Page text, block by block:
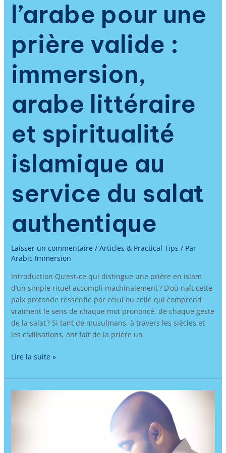
l’arabe pour une
prière valide :
immersion,
arabe littéraire
et spiritualité
islamique au
service du salat
authentique
Laisser un commentaire / Articles & Practical Tips / Par
Arabic Immersion
Introduction Qu’est-ce qui distingue une prière en islam
d’un simple rituel accompli machinalement ? D’où naît cette
paix profonde ressentie par celui ou celle qui comprend
vraiment le sens de chaque mot prononcé, de chaque geste
de la salat ? Si tant de musulmans, à travers les siècles et
les civilisations, ont fait de la prière un
Lire la suite »